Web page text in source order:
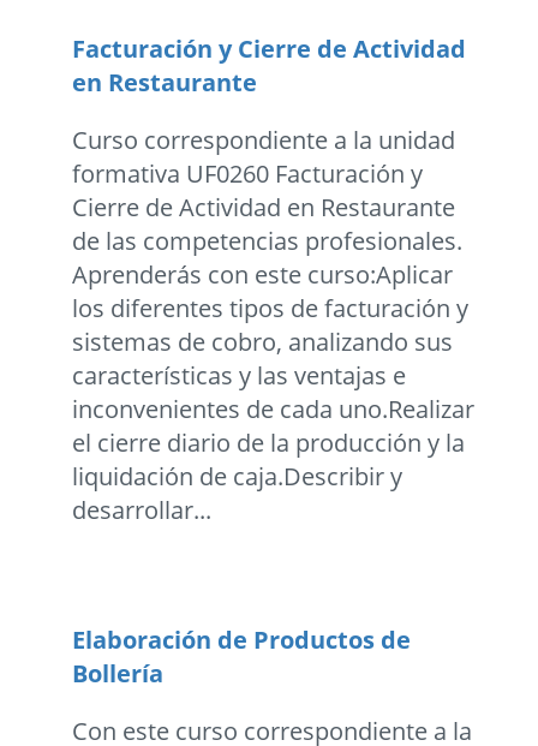
Facturación y Cierre de Actividad
en Restaurante
Curso correspondiente a la unidad
formativa UF0260 Facturación y
Cierre de Actividad en Restaurante
de las competencias profesionales.
Aprenderás con este curso:Aplicar
los diferentes tipos de facturación y
sistemas de cobro, analizando sus
características y las ventajas e
inconvenientes de cada uno.Realizar
el cierre diario de la producción y la
liquidación de caja.Describir y
desarrollar...
Elaboración de Productos de
Bollería
Con este curso correspondiente a la